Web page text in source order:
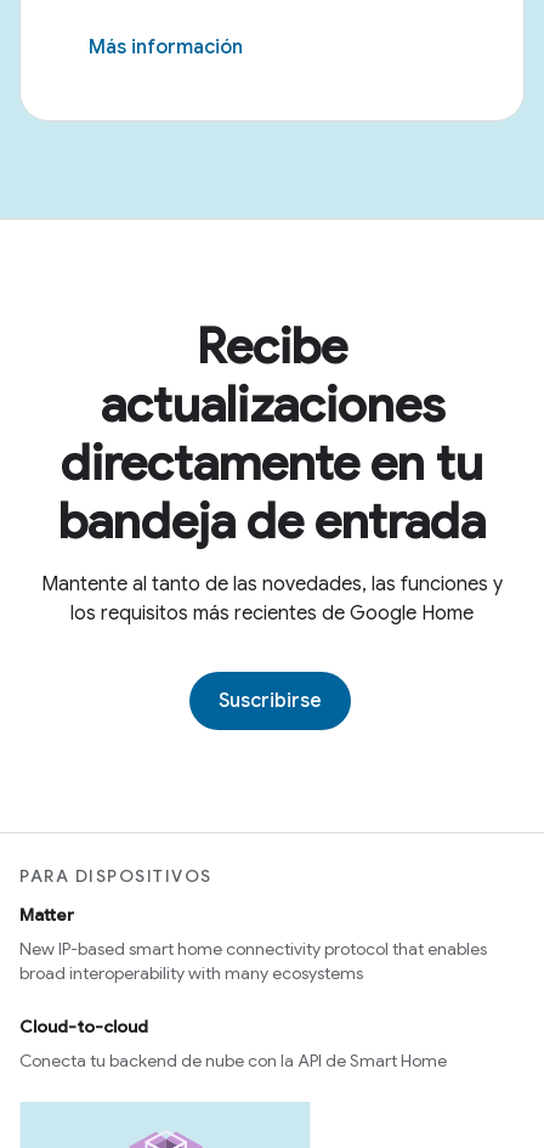
Más información
Recibe
actualizaciones
directamente en tu
bandeja de entrada
Mantente al tanto de las novedades, las funciones y
los requisitos más recientes de Google Home
Suscribirse
PARA DISPOSITIVOS
Matter
New IP-based smart home connectivity protocol that enables
broad interoperability with many ecosystems
Cloud-to-cloud
Conecta tu backend de nube con la API de Smart Home